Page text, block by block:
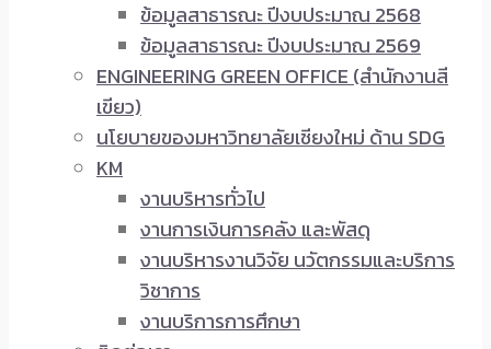
ข้อมูลสาธารณะ ปีงบประมาณ 2568
ข้อมูลสาธารณะ ปีงบประมาณ 2569
ENGINEERING GREEN OFFICE (สำนักงานสี
เขียว)
นโยบายของมหาวิทยาลัยเชียงใหม่ ด้าน SDG
KM
งานบริหารทั่วไป
งานการเงินการคลัง และพัสดุ
งานบริหารงานวิจัย นวัตกรรมและบริการ
วิชาการ
งานบริการการศึกษา